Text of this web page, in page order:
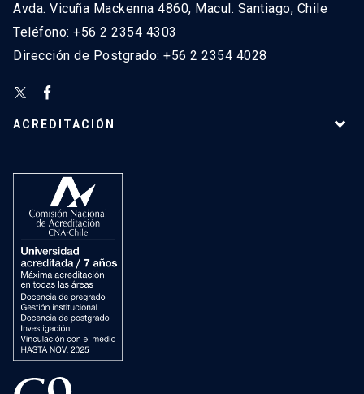
Avda. Vicuña Mackenna 4860, Macul. Santiago, Chile
Teléfono: +56 2 2354 4303
Dirección de Postgrado: +56 2 2354 4028
ACREDITACIÓN